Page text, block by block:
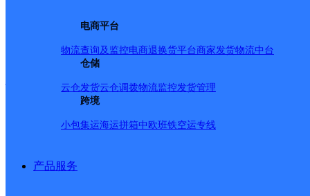
电商平台
物流查询及监控电商退换货平台商家发货物流中台
仓储
云仓发货云仓调拨物流监控发货管理
跨境
小包集运海运拼箱中欧班铁空运专线
产品服务
圆通速递,赛罕区,呼和浩
大学城
圆通速递 更多号码
派送范围:呼和浩特市高